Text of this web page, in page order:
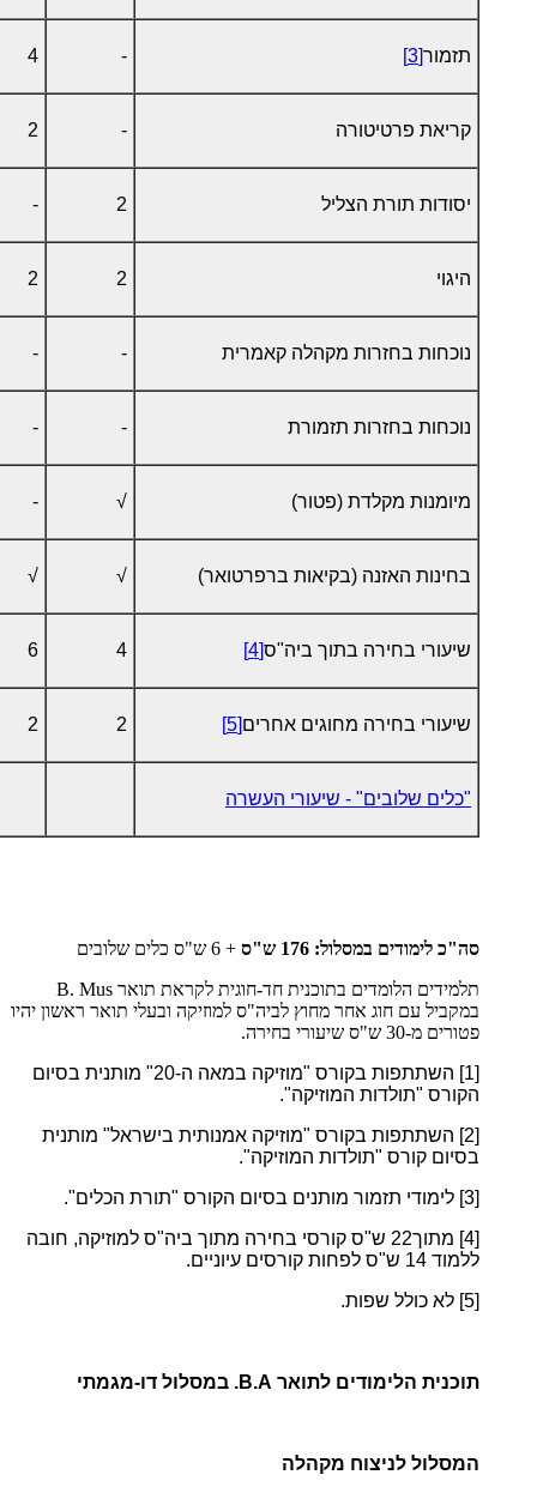
תזמור[3]
-
4
קריאת פרטיטורה -
2
יסודות תורת הצליל 2
-
היגוי 2
2
נוכחות בחזרות מקהלה קאמרית -
-
נוכחות בחזרות תזמורת -
-
מיומנות מקלדת (פטור) √
-
בחינות האזנה (בקיאות ברפרטואר) √
√
שיעורי בחירה בתוך ביה"ס[4]
4
6
שיעורי בחירה מחוגים אחרים[5]
2
2
"כלים שלובים" - שיעורי העשרה
סה"כ לימודים במסלול: 176 ש"ס
+ 6 ש"ס כלים שלובים
תלמידים הלומדים בתוכנית חד-חוגית לקראת תואר B. Mus
במקביל עם חוג אחר מחוץ לביה"ס למוזיקה ובעלי תואר ראשון יהיו
פטורים מ-30 ש"ס שיעורי בחירה.
[1]
השתתפות בקורס "מוזיקה במאה ה-20" מותנית בסיום
הקורס "תולדות המוזיקה".
[2]
השתתפות בקורס "מוזיקה אמנותית בישראל" מותנית
בסיום קורס "תולדות המוזיקה".
[3]
לימודי תזמור מותנים בסיום הקורס "תורת הכלים".
[4]
מתוך22
ש"ס קורסי בחירה מתוך ביה"ס למוזיקה, חובה
ללמוד 14 ש"ס לפחות קורסים עיוניים.
[5]
לא כולל שפות.
תוכנית הלימודים לתואר B.A. במסלול דו-מגמתי
המסלול לניצוח מקהלה